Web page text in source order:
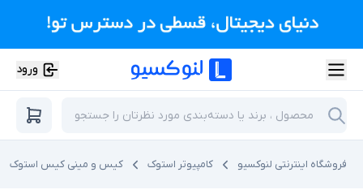
ورود
فروشگاه اینترنتی لنوکسیو کامپیوتر استوک کیس و مینی کیس استوک